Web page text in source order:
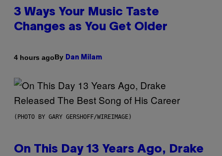
3 Ways Your Music Taste
Changes as You Get Older
4 hours agoBy Dan Milam
(PHOTO BY GARY GERSHOFF/WIREIMAGE)
On This Day 13 Years Ago, Drake